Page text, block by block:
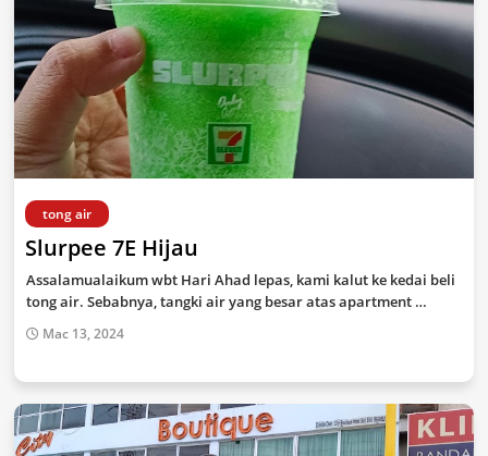
tong air
Slurpee 7E Hijau
Assalamualaikum wbt Hari Ahad lepas, kami kalut ke kedai beli
tong air. Sebabnya, tangki air yang besar atas apartment …
Mac 13, 2024